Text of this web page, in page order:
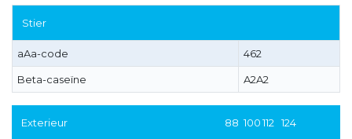
Stier
aAa-code 462
Beta-caseïne A2A2
Exterieur 88 100112 124